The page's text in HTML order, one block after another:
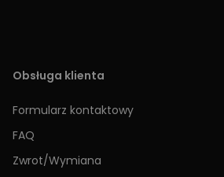
Obsługa klienta
Formularz kontaktowy
FAQ
Zwrot/Wymiana